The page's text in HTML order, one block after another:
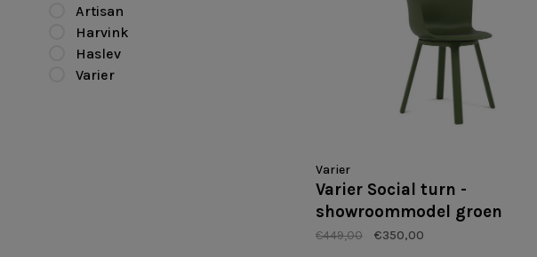
Artisan
Harvink
Haslev
Varier
Varier
Varier Social turn -
showroommodel groen
€449,00 €350,00